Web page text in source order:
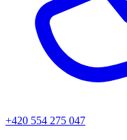
+420 554 275 047